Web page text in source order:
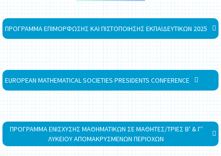
ΠΡΟΓΡΑΜΜΑ ΕΠΙΜΟΡΦΩΣΗΣ ΚΑΙ ΠΙΣΤΟΠΟΙΗΣΗΣ ΕΚΠΑΙΔΕΥΤΙΚΩΝ 2025
EUROPEAN MATHEMATICAL SOCIETIES PRESIDENTS CONFERENCE
ΠΡΟΓΡΑΜΜΑ ΕΝΙΣΧΥΣΗΣ ΜΑΘΗΜΑΤΙΚΩΝ ΣΕ ΜΑΘΗΤΕΣ/ΤΡΙΕΣ Β' & Γ'
ΛΥΚΕΙΟΥ ΑΠΟΜΑΚΡΥΣΜΕΝΩΝ ΠΕΡΙΟΧΩΝ